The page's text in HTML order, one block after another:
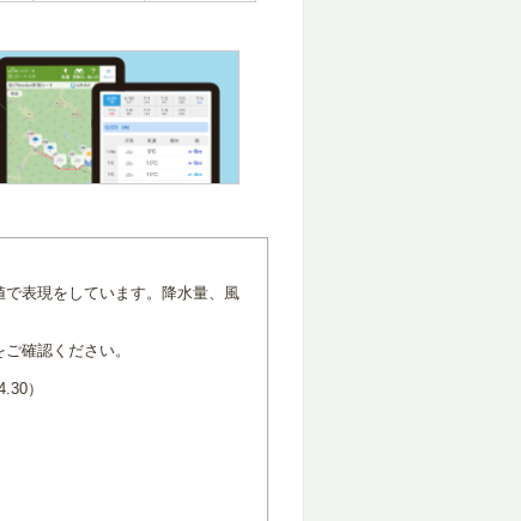
表現をしています。降水量、風
ご確認ください。
）